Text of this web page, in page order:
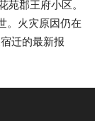
苑郡王府小区。
。火灾原因仍在
迁的最新报